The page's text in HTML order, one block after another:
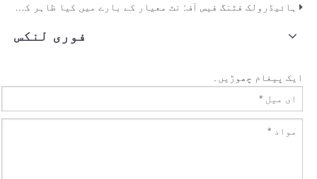
ہائیڈرولک فٹنگ فیس آف: نٹ معیار کے بارے میں کیا ظاہر کرتا ہے۔
فوری لنکس
ایک پیغام چھوڑیں۔